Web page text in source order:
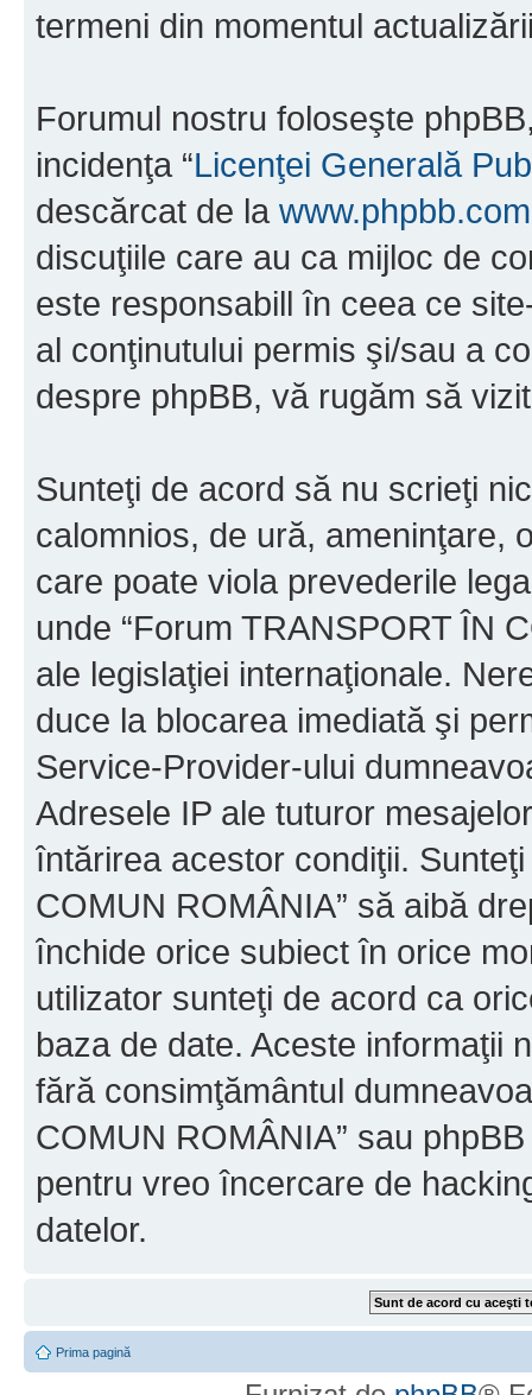
termeni din momentul
Forumul nostru foloseşte
incidenţa “Licenţei Generală
descărcat de la www.phpbb.com
discuţiile care au ca mijloc de
este responsabill în ceea ce
al conţinutului permis şi/sau a
despre phpBB, vă rugăm să
Sunteţi de acord să nu scrieţi
calomnios, de ură, ameninţare,
care poate viola prevederile
unde “Forum TRANSPORT ÎN
ale legislaţiei internaţionale.
duce la blocarea imediată şi
Service-Provider-ului
Adresele IP ale tuturor
întărirea acestor condiţii.
COMUN ROMÂNIA” să aibă
închide orice subiect în orice
utilizator sunteţi de acord ca
baza de date. Aceste informaţii
fără consimţământul
COMUN ROMÂNIA” sau
pentru vreo încercare de
datelor.
Prima pagină